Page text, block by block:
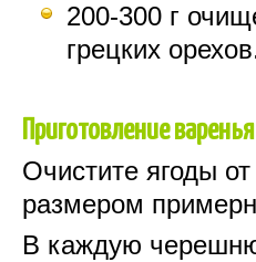
200-300 г
грецких
Приготовление
Очистите ягоды
размером
В каждую